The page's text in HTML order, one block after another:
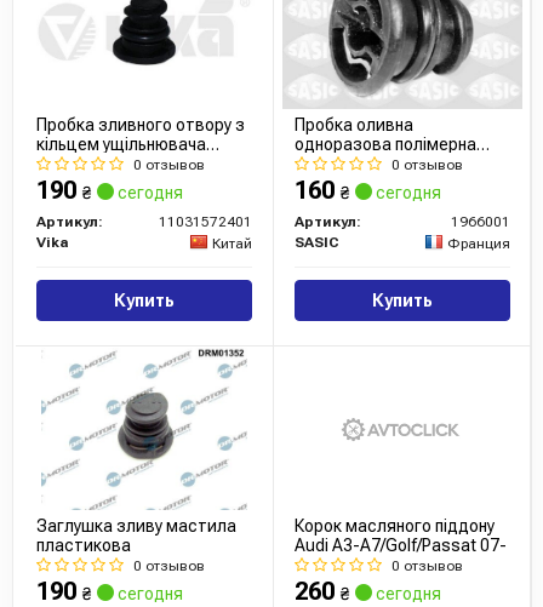
Пробка зливного отвору з
кільцем ущільнювача
Skoda Octavia (13-)/VW
Golf (13-14), Jetta (15-),
Passa (11031572401) VIKA
0 отзывов
190 ₴ сегодня
Артикул:
11031572401
Vika
Китай
Купить
Пробка оливна
одноразова полімерна
VAG 1,8/2,0 TFSI 11- M18
L20 (вир-во Sasic)
0 отзывов
160 ₴ сегодня
Артикул:
1966001
SASIC
Франция
Купить
Заглушка зливу мастила
пластикова
0 отзывов
190 ₴ сегодня
Корок масляного піддону
Audi A3-A7/Golf/Passat 07-
0 отзывов
260 ₴ сегодня